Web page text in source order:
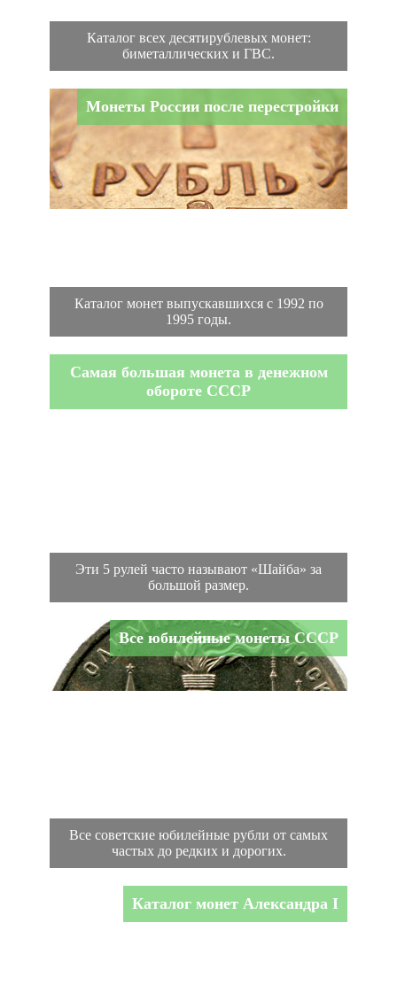
Каталог всех десятирублевых монет:
биметаллических и ГВС.
Монеты России после перестройки
Каталог монет выпускавшихся с 1992 по
1995 годы.
Самая большая монета в денежном
обороте СССР
Эти 5 рулей часто называют «Шайба» за
большой размер.
Все юбилейные монеты СССР
Все советские юбилейные рубли от самых
частых до редких и дорогих.
Каталог монет Александра I